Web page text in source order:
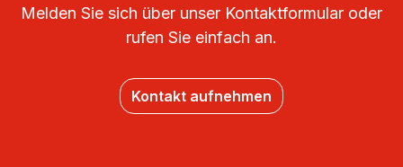
Melden Sie sich über unser Kontaktformular oder
rufen Sie einfach an.
Kontakt aufnehmen